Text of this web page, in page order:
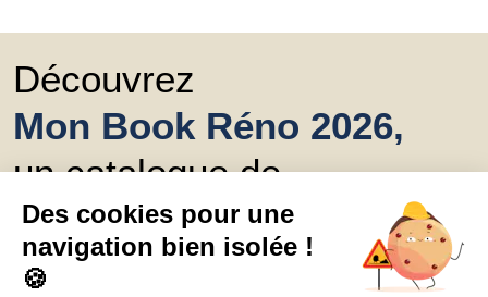
Découvrez
Mon Book Réno 2026,
un catalogue de
conseils et inspirations